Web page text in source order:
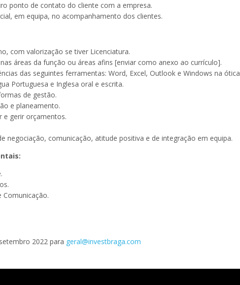
ponto de contato do cliente com a empresa.
em equipa, no acompanhamento dos clientes.
com valorização se tiver Licenciatura.
áreas da função ou áreas afins [enviar como anexo ao currículo].
das seguintes ferramentas: Word, Excel, Outlook e Windows na
Portuguesa e Inglesa oral e escrita.
de gestão.
e planeamento.
e gerir orçamentos.
negociação, comunicação, atitude positiva e de integração em equipa.
Comunicação.
2022 para geral@investbraga.com